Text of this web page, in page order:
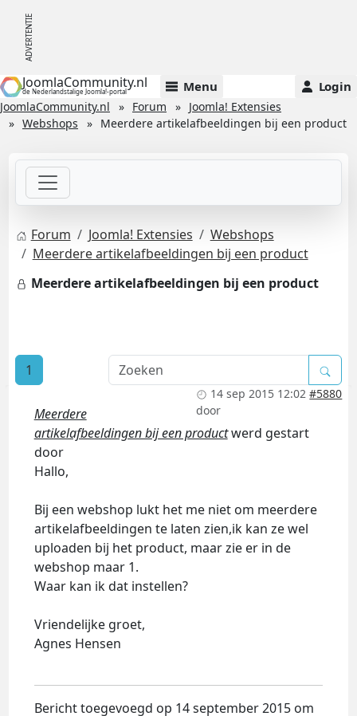
JoomlaCommunity.nl
de Nederlandstalige Joomla!-portal Menu Login
JoomlaCommunity.nl Forum
Joomla! Extensies
Webshops
Meerdere artikelafbeeldingen bij een product
Forum Joomla! Extensies
Webshops
Meerdere artikelafbeeldingen bij een product
Meerdere artikelafbeeldingen bij een product
1
14 sep 2015 12:02 #5880
door
Meerdere
artikelafbeeldingen bij een productwerd gestart
door
Hallo,
Bij een webshop lukt het me niet om meerdere
artikelafbeeldingen te laten zien,ik kan ze wel
uploaden bij het product, maar zie er in de
webshop maar 1.
Waar kan ik dat instellen?
Vriendelijke groet,
Agnes Hensen
Bericht toegevoegd op 14 september 2015 om